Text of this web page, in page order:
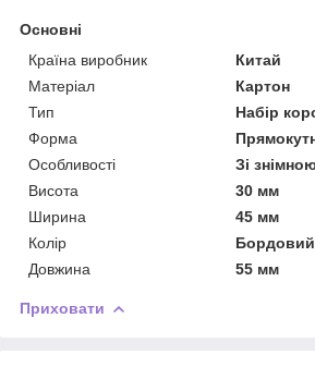
Основні
Країна виробник
Китай
Матеріал
Картон
Тип
Набір
Форма
Особливості
Зі
Висота
30 мм
Ширина
45 мм
Колір
Бордовий
Довжина
55 мм
Приховати